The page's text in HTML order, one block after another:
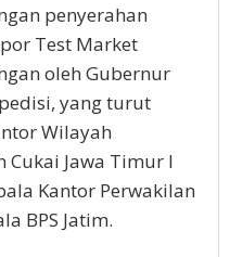
penyerahan
Test Market
oleh Gubernur
yang turut
Wilayah
Cukai Jawa Timur I
Kantor Perwakilan
BPS Jatim.